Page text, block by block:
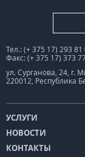
Тел.: (+ 375 17) 293 81
Факс: (+ 375 17) 373
ул. Сурганова, 24, г.
220012, Республика
УСЛУГИ
НОВОСТИ
КОНТАКТЫ